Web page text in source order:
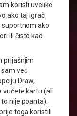
koristi uvelike
ako taj igrač
suportnom ako
ili čisto kao
prijašnjim
već
Draw,
vučete kartu (ali
nije poanta).
toga koristili